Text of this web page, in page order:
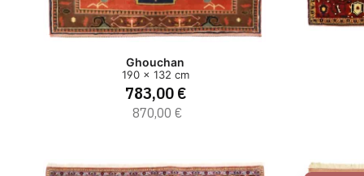
Ghouchan
190 x 132 cm
783,00 €
870,00 €